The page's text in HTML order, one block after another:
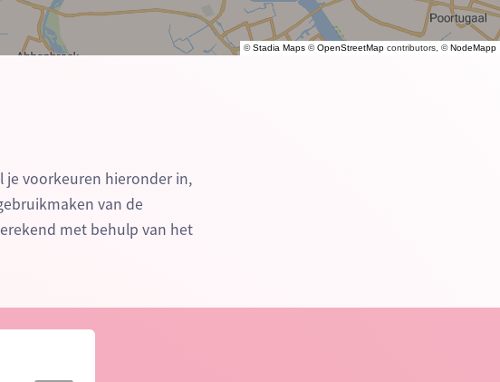
©Stadia Maps ©OpenStreetMap contributors, ©NodeMapp
je voorkeuren hieronder in,
van de
met behulp van het